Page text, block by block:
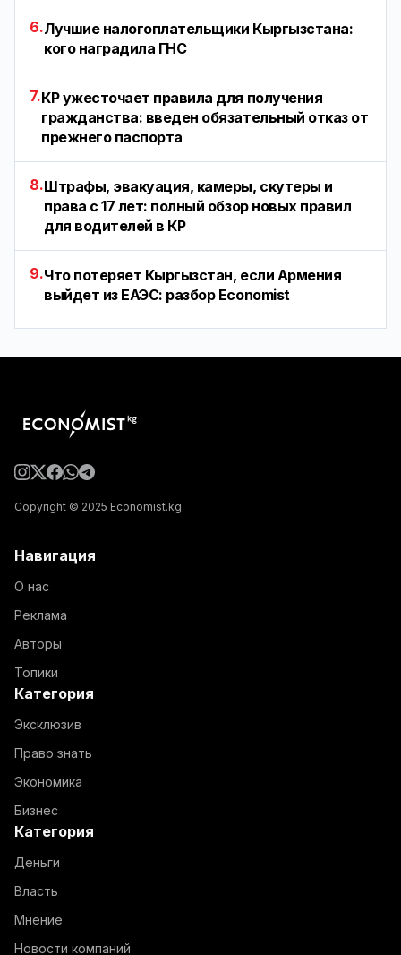
6.Лучшие налогоплательщики Кыргызстана:
кого наградила ГНС
7.КР ужесточает правила для получения
гражданства: введен обязательный отказ от
прежнего паспорта
8.Штрафы, эвакуация, камеры, скутеры и
права с 17 лет: полный обзор новых правил
для водителей в КР
9.Что потеряет Кыргызстан, если Армения
выйдет из ЕАЭС: разбор Economist
Copyright © 2025 Economist.kg
Навигация
О нас
Реклама
Авторы
Топики
Категория
Эксклюзив
Право знать
Экономика
Бизнес
Категория
Деньги
Власть
Мнение
Новости компаний